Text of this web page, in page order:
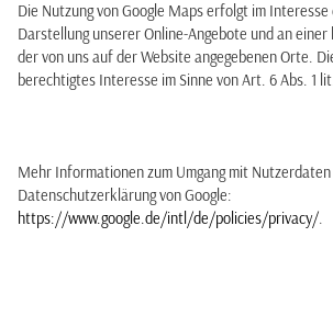
Die Nutzung von Google Maps erfolgt im
Darstellung unserer Online-Angebote und an
der von uns auf der Website angegebenen Orte.
berechtigtes Interesse im Sinne von Art. 6 Abs. 1
Mehr Informationen zum Umgang mit
Datenschutzerklärung von Google:
https://www.google.de/intl/de/policies/privacy/.